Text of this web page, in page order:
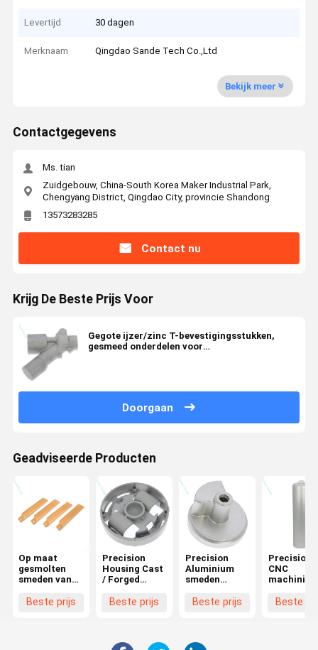
Levertijd 30 dagen
Merknaam Qingdao Sande Tech Co.,Ltd
Bekijk meer
Contactgegevens
Ms. tian
Zuidgebouw, China-South Korea Maker Industrial Park,
Chengyang District, Qingdao City, provincie Shandong
13573283285
Contact nu
Krijg De Beste Prijs Voor
Gegote ijzer/zinc T-bevestigingsstukken,
gesmeed onderdelen voor
Doorgaan
Geadviseerde Producten
Op maat
gesmolten
smeden van
voor
Beste prijs
Precision
Housing Cast
/ Forged
Parts voor
Switches
Beste prijs
Precision
Aluminium
smeden
Transmissie
Beste prijs
Precision
CNC
machining
Beste